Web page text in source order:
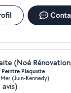
(Noé
Plaquiste
(Juin-Kennedy)
avis)